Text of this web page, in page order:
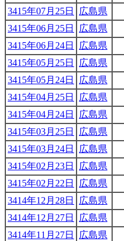
3415年07月25日
広島県
3415年06月25日
広島県
3415年06月24日
広島県
3415年05月25日
広島県
3415年05月24日
広島県
3415年04月25日
広島県
3415年04月24日
広島県
3415年03月25日
広島県
3415年03月24日
広島県
3415年02月23日
広島県
3415年02月22日
広島県
3414年12月28日
広島県
3414年12月27日
広島県
3414年11月27日
広島県